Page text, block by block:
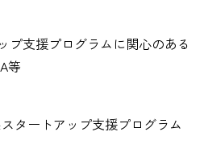
プ支援プログラムに関心のある
等
スタートアップ支援プログラム